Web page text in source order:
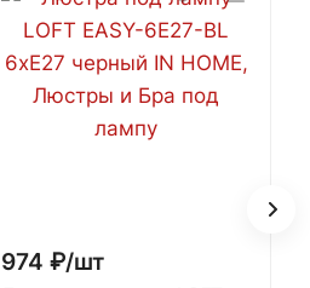
974 ₽/шт